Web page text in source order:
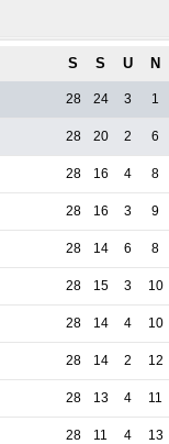
S S U N
28 24 3 1
28 20 2 6
28 16 4 8
28 16 3 9
28 14 6 8
28 15 3 10
28 14 4 10
28 14 2 12
28 13 4 11
28 11 4 13